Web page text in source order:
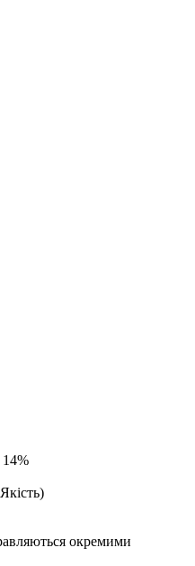
14%
окремими